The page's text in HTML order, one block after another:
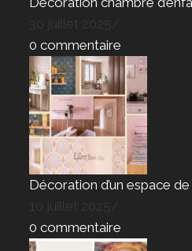
0 commentaire
Décoration d’un espace de
0 commentaire